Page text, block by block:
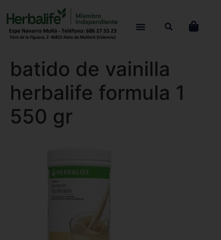
batido de vainilla
herbalife formula 1
550 gr